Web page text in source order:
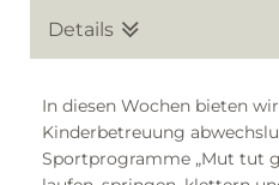
Details
In diesen Wochen bieten
Kinderbetreuung
Sportprogramme „Mut tut